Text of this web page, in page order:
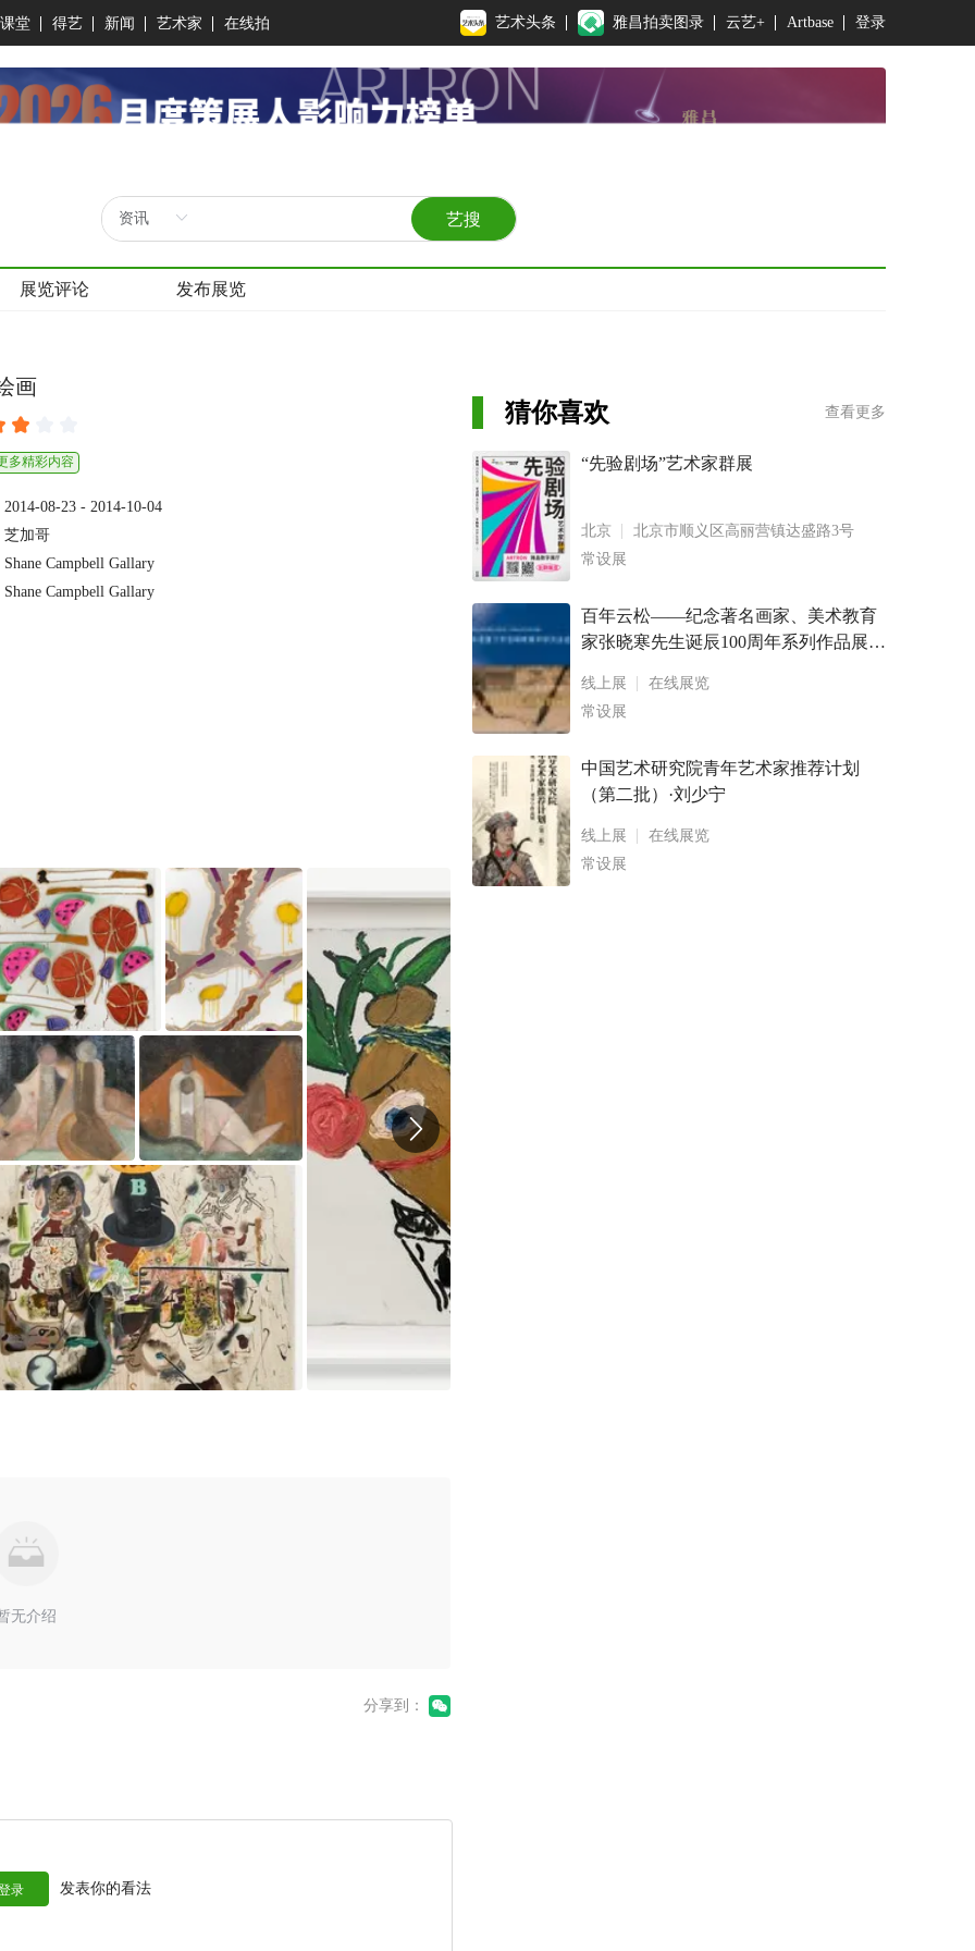
堂 得艺 新闻 艺术家 在线拍 艺术头条 雅昌拍卖图录 云艺+ Artbase 登录
艺搜
展览评论 发布展览
画
多精彩内容
2014-08-23 - 2014-10-04
芝加哥
Shane Campbell Gallary
Shane Campbell Gallary
无介绍
分享到：
录 发表你的看法
猜你喜欢 查看更多
“先验剧场”艺术家群展
北京
北京市顺义区高丽营镇达盛路3号
常设展
百年云松——纪念著名画家、美术教育
家张晓寒先生诞辰100周年系列作品展
布会 鹭潮松风— — 2022 年度厦门市张
晓寒美术研究会会员作
线上展
在线展览
常设展
中国艺术研究院青年艺术家推荐计划
（第二批）·刘少宁
线上展
在线展览
常设展